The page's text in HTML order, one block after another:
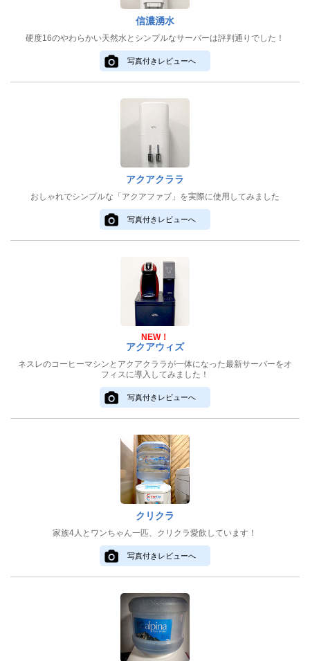
信濃湧水
硬度16のやわらかい天然水とシンプルなサーバーは評判通りでした！
写真付きレビューへ
アクアクララ
おしゃれでシンプルな「アクアファブ」を実際に使用してみました
写真付きレビューへ
NEW！
アクアウィズ
ネスレのコーヒーマシンとアクアクララが一体になった最新サーバーをオ
フィスに導入してみました！
写真付きレビューへ
クリクラ
家族4人とワンちゃん一匹、クリクラ愛飲しています！
写真付きレビューへ